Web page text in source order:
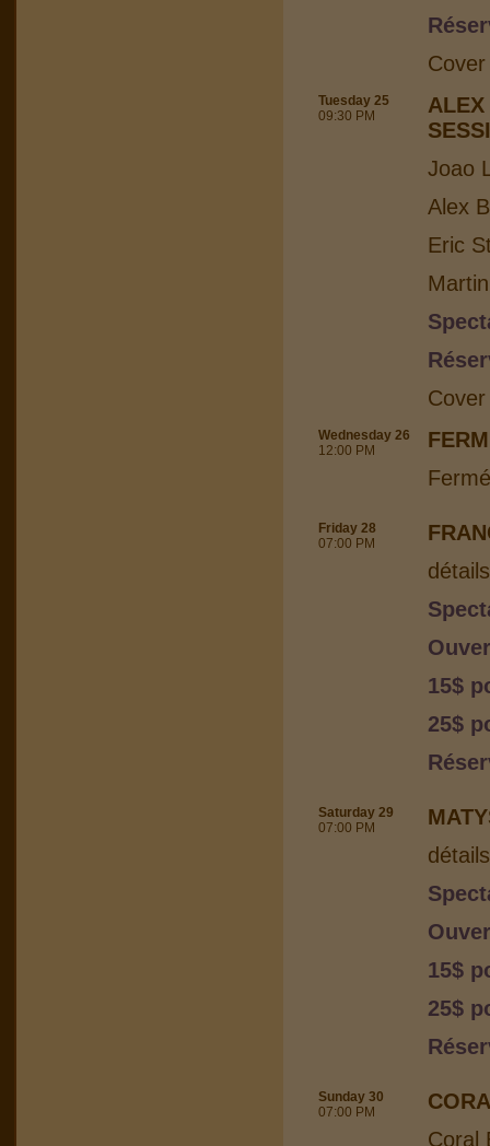
Tuesday 25
09:30 PM
Joao
Alex
Eric
Wednesday 26
12:00 PM
Friday 28
07:00 PM
15$
25$
Saturday 29
07:00 PM
15$
25$
Sunday 30
07:00 PM
Coral